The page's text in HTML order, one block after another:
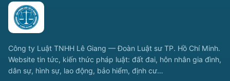
Công ty Luật TNHH Lê Giang — Đoàn Luật sư TP. Hồ Chí Minh.
Website tin tức, kiến thức pháp luật: đất đai, hôn nhân gia đình,
dân sự, hình sự, lao động, bảo hiểm, định cư…